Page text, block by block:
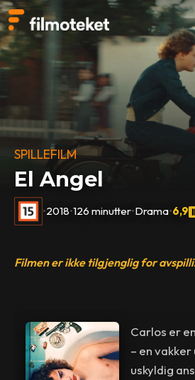
SPILLEFILM
El Angel
•2018•126 minutter•Drama•6,9
Filmen er ikke tilgjenglig for
Carlos er
– en
uskyldig